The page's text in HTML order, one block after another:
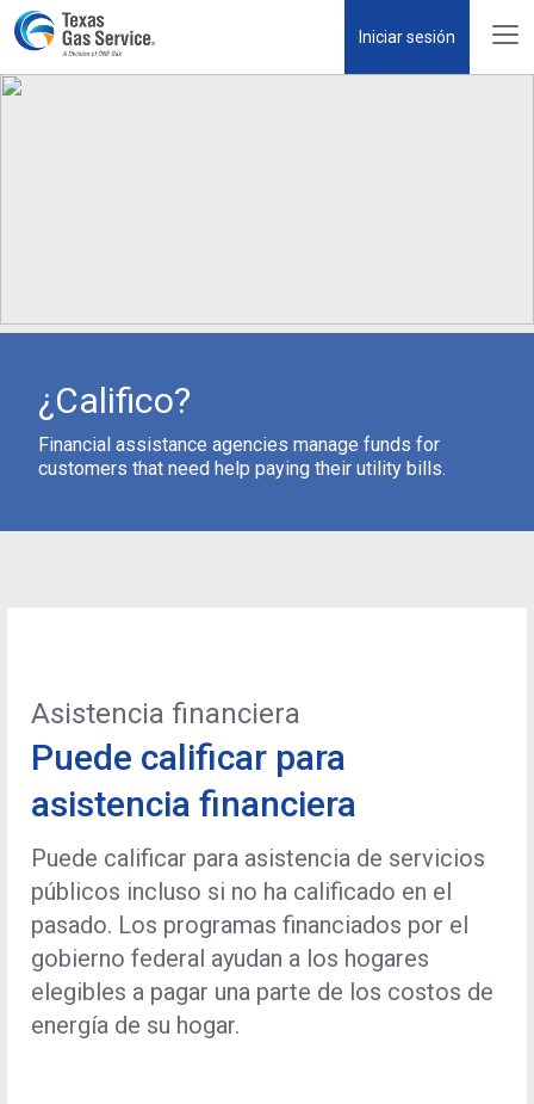
Iniciar sesión
¿Califico?
Financial assistance agencies manage funds for
customers that need help paying their utility bills.
Asistencia financiera
Puede calificar para
asistencia financiera
Puede calificar para asistencia de servicios
públicos incluso si no ha calificado en el
pasado. Los programas financiados por el
gobierno federal ayudan a los hogares
elegibles a pagar una parte de los costos de
energía de su hogar.